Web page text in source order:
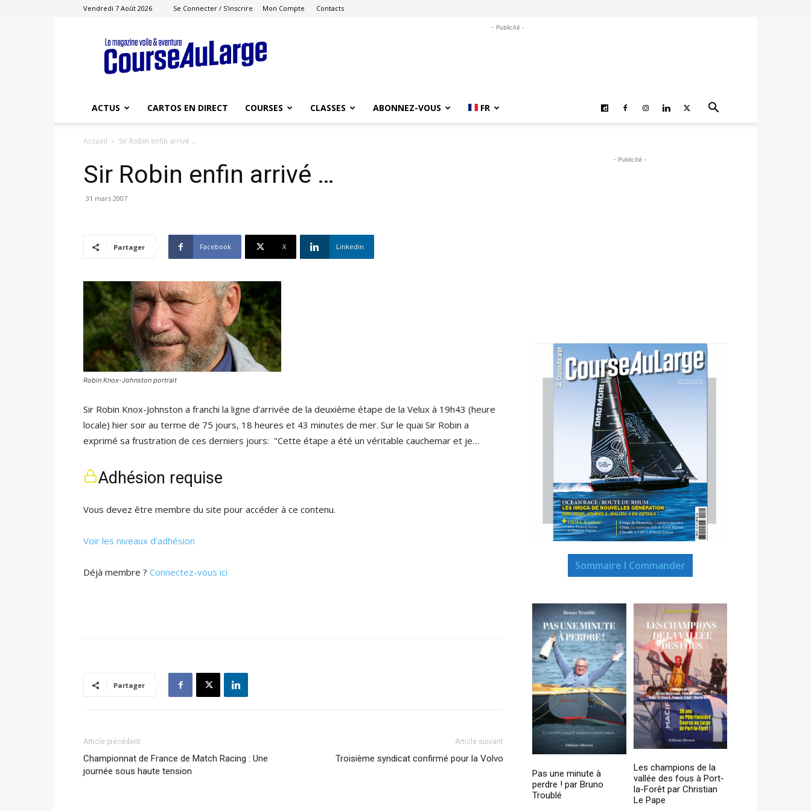
Vendredi 7 Août 2026 Se Connecter / S'inscrire Mon Compte Contacts
Course
au
Large
- Publicité -
ACTUS CARTOS EN DIRECT COURSES CLASSES ABONNEZ-VOUS FR
Accueil Sir Robin enfin arrivé ...
Sir Robin enfin arrivé …
31 mars 2007
Partager Facebook X Linkedin
Robin Knox-Johnston portrait
Sir Robin Knox-Johnston a franchi la ligne d’arrivée de la deuxième étape de la Velux à 19h43 (heure
locale) hier soir au terme de 75 jours, 18 heures et 43 minutes de mer. Sur le quai Sir Robin a
exprimé sa frustration de ces derniers jours: "Cette étape a été un véritable cauchemar et je…
Adhésion requise
Vous devez être membre du site pour accéder à ce contenu.
Voir les niveaux d’adhésion
Déjà membre ? Connectez-vous ici
Partager
Article précédent
Championnat de France de Match Racing : Une
journée sous haute tension
Article suivant
Troisième syndicat confirmé pour la Volvo
- Publicité -
Sommaire I Commander
Pas une minute à
perdre ! par Bruno
Troublé
Les champions de la
vallée des fous à Port-
la-Forêt par Christian
Le Pape